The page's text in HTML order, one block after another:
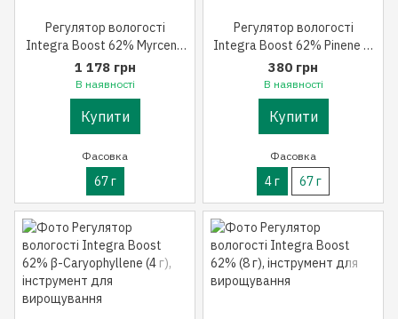
Регулятор вологості
Integra Boost 62% Myrcene
(67 г)
1 178 грн
В наявності
Купити
Фасовка
67 г
Регулятор вологості
Integra Boost 62% Pinene (4
г)
380 грн
В наявності
Купити
Фасовка
4 г 67 г